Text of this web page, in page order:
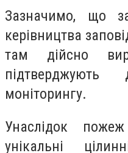
Зазначимо, що
керівництва
там дійсно
підтверджують
моніторингу.
Унаслідок
унікальні